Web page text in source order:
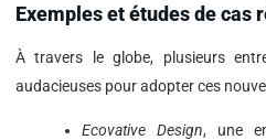
Exemples et études de cas
À travers le globe, plusieurs
audacieuses pour adopter ces
Ecovative Design, une